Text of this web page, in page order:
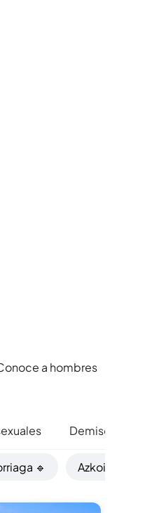
a hombres
Demisexuales
🔹 Azkoitia 🔹